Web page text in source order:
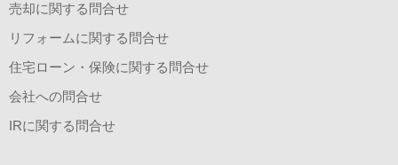
売却に関する問合せ
リフォームに関する問合せ
住宅ローン・保険に関する問合せ
会社への問合せ
IRに関する問合せ